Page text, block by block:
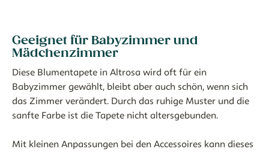
Geeignet für Babyzimmer und
Mädchenzimmer
Diese Blumentapete in Altrosa wird oft für ein
Babyzimmer gewählt, bleibt aber auch schön, wenn sich
das Zimmer verändert. Durch das ruhige Muster und die
sanfte Farbe ist die Tapete nicht altersgebunden.
Mit kleinen Anpassungen bei den Accessoires kann dieses